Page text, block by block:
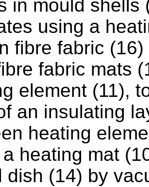
in mould shells
using a
fibre fabric
fabric mats
element (11),
an insulating
heating
heating mat
dish (14) by